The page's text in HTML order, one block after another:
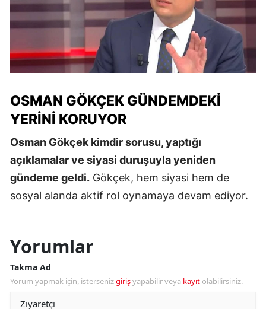
OSMAN GÖKÇEK GÜNDEMDEKI
YERINI KORUYOR
Osman Gökçek kimdir sorusu, yaptığı
açıklamalar ve siyasi duruşuyla yeniden
gündeme geldi. Gökçek, hem siyasi hem de
sosyal alanda aktif rol oynamaya devam ediyor.
Yorumlar
Takma Ad
Yorum yapmak için, istersenizgirişyapabilir veya kayıt olabilirsiniz.